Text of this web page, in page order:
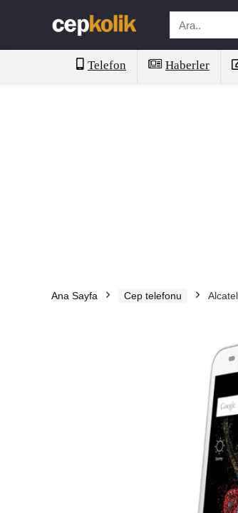
Telefon Haberler
Ana Sayfa Cep telefonu